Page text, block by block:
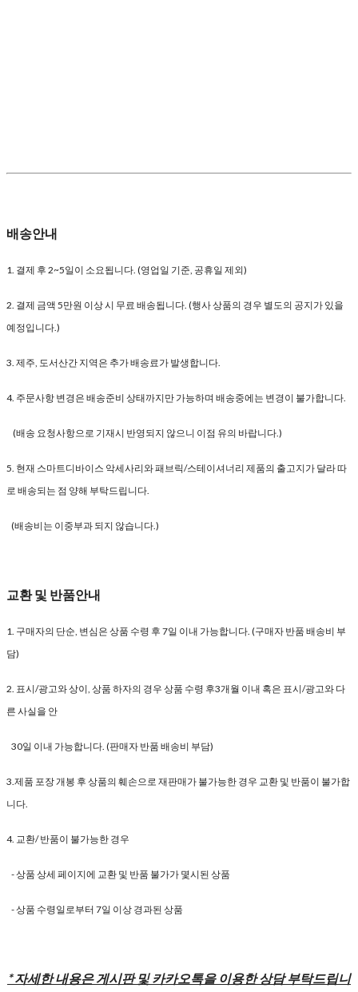
배송안내
1. 결제 후 2~5일이 소요됩니다. (영업일 기준, 공휴일 제외)
2. 결제 금액 5만원 이상 시 무료 배송됩니다. (행사 상품의 경우 별도의 공지가 있을
예정입니다.)
3. 제주, 도서산간 지역은 추가 배송료가 발생합니다.
4. 주문사항 변경은 배송준비 상태까지만 가능하며 배송중에는 변경이 불가합니다.
(배송 요청사항으로 기재시 반영되지 않으니 이점 유의 바랍니다.)
5. 현재 스마트디바이스 악세사리와 패브릭/스테이셔너리 제품의 출고지가 달라 따
로 배송되는 점 양해 부탁드립니다.
(배송비는 이중부과 되지 않습니다.)
교환 및 반품안내
1. 구매자의 단순, 변심은 상품 수령 후 7일 이내 가능합니다. (구매자 반품 배송비 부
담)
2. 표시/광고와 상이, 상품 하자의 경우 상품 수령 후3개월 이내 혹은 표시/광고와 다
른 사실을 안
30일 이내 가능합니다. (판매자 반품 배송비 부담)
3.제품 포장 개봉 후 상품의 훼손으로 재판매가 불가능한 경우 교환 및 반품이 불가합
니다.
4. 교환/ 반품이 불가능한 경우
- 상품 상세 페이지에 교환 및 반품 불가가 몇시된 상품
- 상품 수령일로부터 7일 이상 경과된 상품
* 자세한 내용은 게시판 및 카카오톡을 이용한 상담 부탁드립니